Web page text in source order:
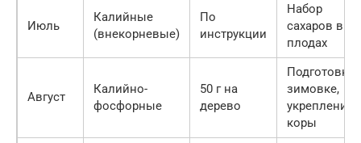
Июль
Калийные
(внекорневые)
По
инструкции
Набор
сахаров в
плодах
Август
Калийно-
фосфорные
50 г на
дерево
Подготовка
зимовке,
укрепление
коры